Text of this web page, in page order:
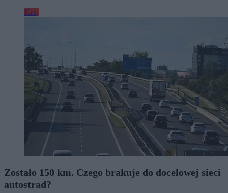
Kraj
Zostało 150 km. Czego brakuje do docelowej sieci
autostrad?